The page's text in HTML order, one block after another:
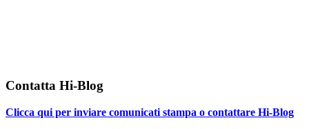
Contatta Hi-Blog
Clicca qui per inviare comunicati stampa o contattare Hi-Blog